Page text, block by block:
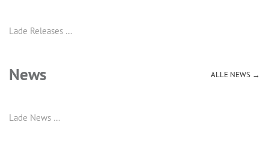
Lade Releases …
News ALLE NEWS →
Lade News …